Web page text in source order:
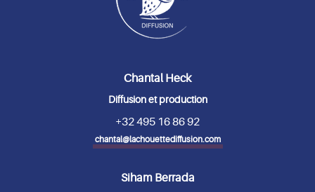
Chantal Heck
Diffusion et production
+32 495 16 86 92
chantal@lachouettediffusion.com
Siham Berrada